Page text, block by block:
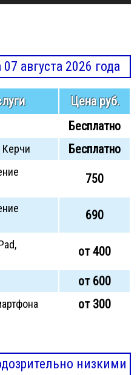
августа 2026 года
Цена руб.
Бесплатно
Керчи Бесплатно
750
690
от 400
от 600
от 300
низкими